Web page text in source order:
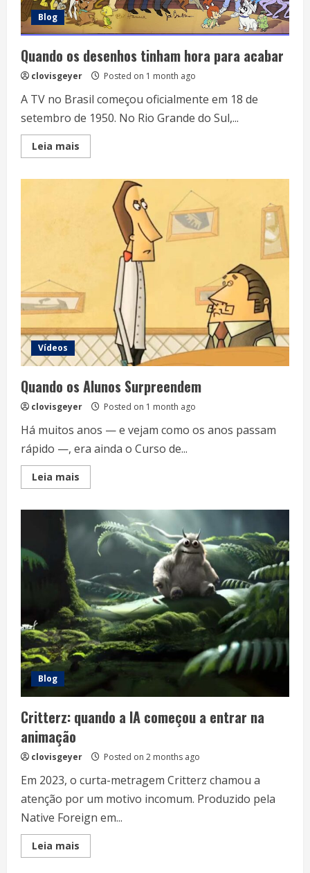
Blog
Quando os desenhos tinham hora para acabar
clovisgeyer Posted on 1 month ago
A TV no Brasil começou oficialmente em 18 de
setembro de 1950. No Rio Grande do Sul,...
Leia mais
more
desenhos
tinham
Vídeos
Quando os Alunos Surpreendem
clovisgeyer Posted on 1 month ago
Há muitos anos — e vejam como os anos passam
rápido —, era ainda o Curso de...
Leia mais
more
Alunos
Surpreendem
Blog
Critterz: quando a IA começou a entrar na
animação
clovisgeyer Posted on 2 months ago
Em 2023, o curta-metragem Critterz chamou a
atenção por um motivo incomum. Produzido pela
Native Foreign em...
Leia mais
more